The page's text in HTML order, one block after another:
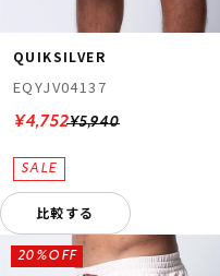
QUIKSILVER
EQYJV04137
¥5,940
¥4,752
比較する
20%OFF